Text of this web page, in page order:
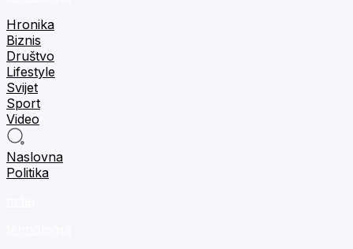
Hronika
Biznis
Društvo
Lifestyle
Svijet
Sport
Video
Naslovna
Politika